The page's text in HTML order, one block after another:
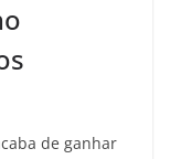
de ganhar